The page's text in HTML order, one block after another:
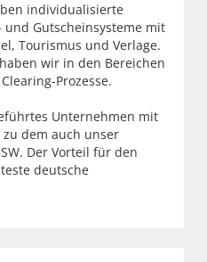
individualisierte
Gutscheinsysteme mit
Tourismus und Verlage.
wir in den Bereichen
Prozesse.
Unternehmen mit
dem auch unser
Der Vorteil für den
deutsche